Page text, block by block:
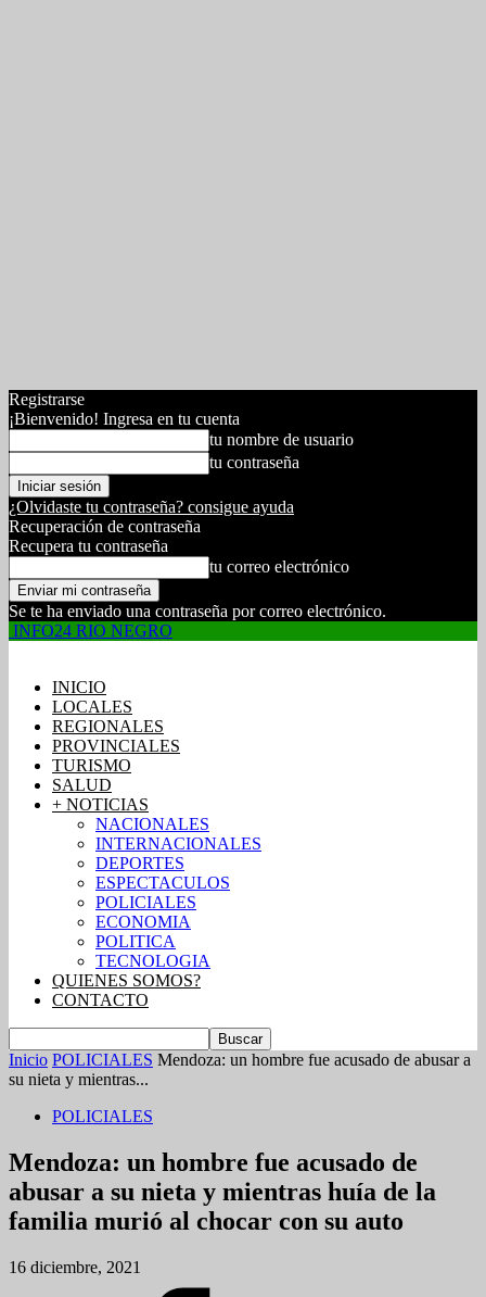
Registrarse
¡Bienvenido! Ingresa en tu cuenta
tu nombre de usuario
tu contraseña
¿Olvidaste tu contraseña? consigue ayuda
Recuperación de contraseña
Recupera tu contraseña
tu correo electrónico
Se te ha enviado una contraseña por correo electrónico.
INFO24 RIO NEGRO
INICIO
LOCALES
REGIONALES
PROVINCIALES
TURISMO
SALUD
+ NOTICIAS
NACIONALES
INTERNACIONALES
DEPORTES
ESPECTACULOS
POLICIALES
ECONOMIA
POLITICA
TECNOLOGIA
QUIENES SOMOS?
CONTACTO
Inicio POLICIALES Mendoza: un hombre fue acusado de abusar a
su nieta y mientras...
POLICIALES
Mendoza: un hombre fue acusado de
abusar a su nieta y mientras huía de la
familia murió al chocar con su auto
16 diciembre, 2021